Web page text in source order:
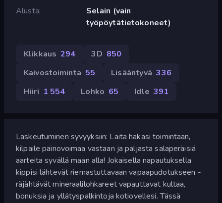
Alusta
Selain (vain
työpöytätietokoneet)
Klikkaus 294 3D 850
Kaivostoiminta 55 Lisääntyvä 336
Hiiri 1 554 Lohko 65 Idle 391
Laskeutuminen syvyyksiin: Laita hakasi toimintaan,
kilpaile painovoimaa vastaan ja paljasta salaperäisiä
aarteita syvällä maan alla! Jokaisella napautuksella
kippisi lähtevät riemastuttavaan vapaapudotukseen -
räjähtävät mineraalilohkareet vapauttavat kultaa,
bonuksia ja yllätyspalkintoja kotiovellesi. Tässä